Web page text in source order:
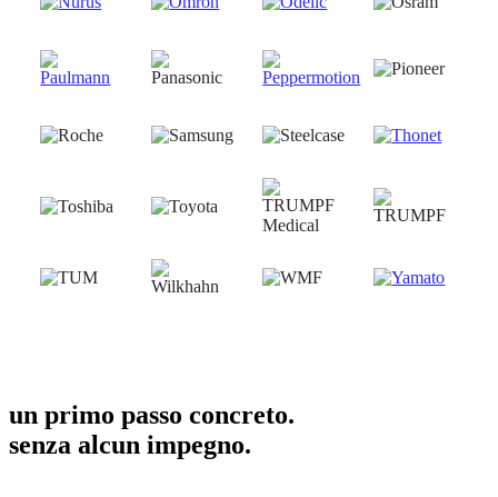
un primo passo concreto.
senza alcun impegno.